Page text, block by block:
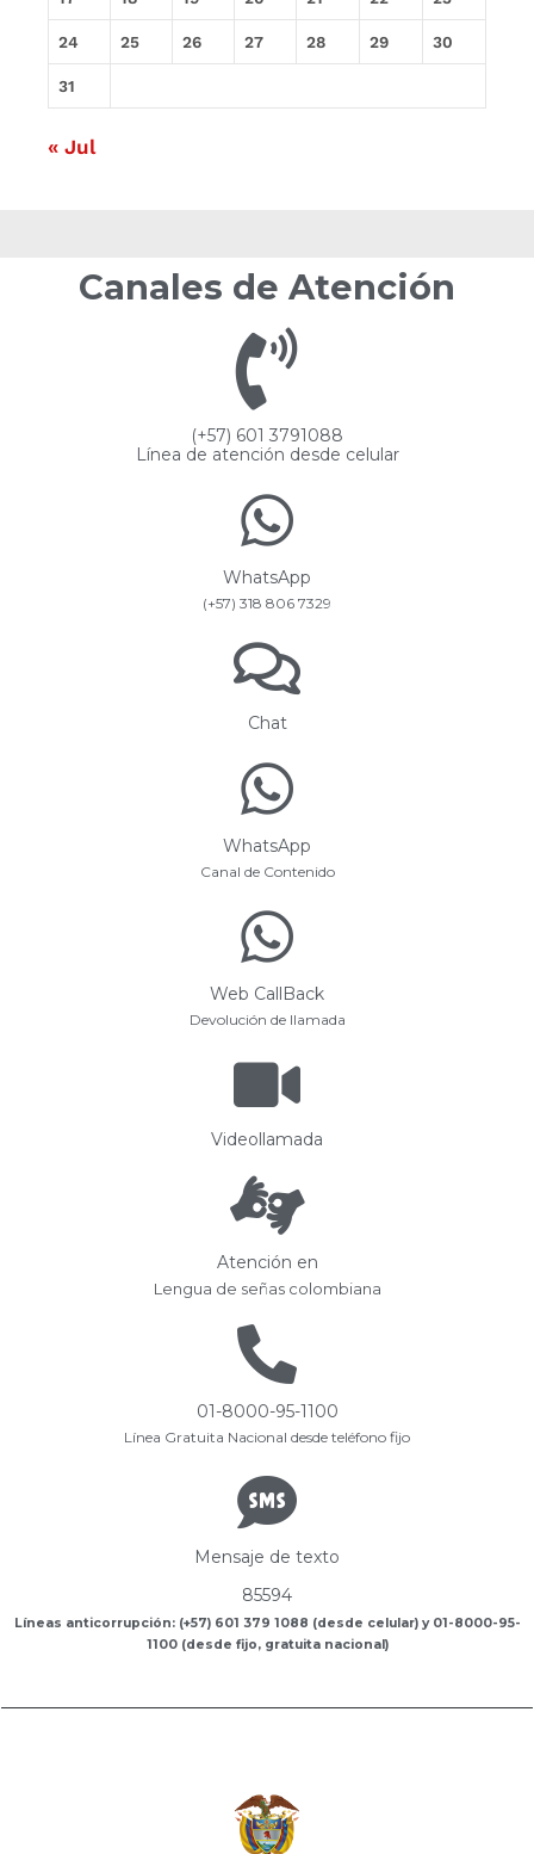
24 25 26 27 28 29 30
31
« Jul
Canales de Atención
(+57) 601 3791088
Línea de atención desde celular
WhatsApp
(+57) 318 806 7329
Chat
WhatsApp
Canal de Contenido
Web CallBack
Devolución de llamada
Videollamada
Atención en
Lengua de señas colombiana
01-8000-95-1100
Línea Gratuita Nacional desde teléfono fijo
Mensaje de texto
85594
Líneas anticorrupción: (+57) 601 379 1088 (desde celular) y 01-8000-95-
1100 (desde fijo, gratuita nacional)